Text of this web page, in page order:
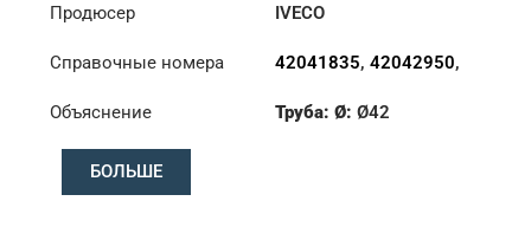
Продюсер IVECO
Справочные номера 42041835,42042950,
Объяснение
Труба: Ø:Ø42
БОЛЬШЕ